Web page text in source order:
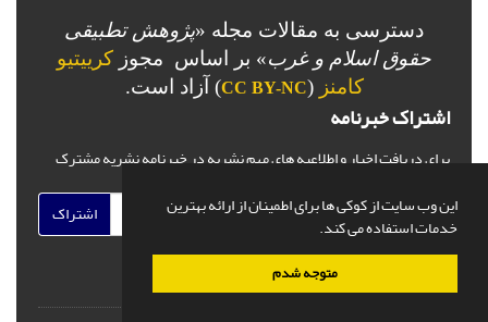
این وب سایت از کوکی ها برای اطمینان از ارائه بهترین
خدمات استفاده می کند.
متوجه شدم
دسترسی به مقالات مجله «پژوهش تطبیقی
حقوق اسلام و غرب» بر اساس مجوز کرییتیو
کامنز (
CC BY-NC) آزاد است.
اشتراک خبرنامه
برای دریافت اخبار و اطلاعیه های مهم نشریه در خبرنامه نشریه مشترک
اشتراک